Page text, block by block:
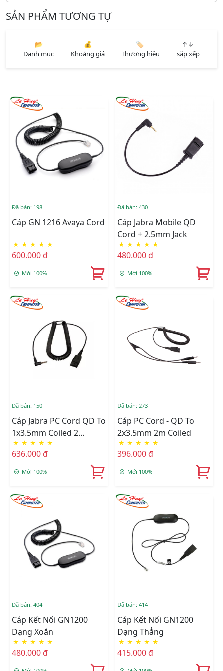
SẢN PHẨM TƯƠNG TỰ
📂
Danh mục
💰
Khoảng giá
🏷️
Thương hiệu
↑↓
sắp xếp
Đã bán: 198
Cáp GN 1216 Avaya Cord
★ ★ ★ ★ ★
600.000 đ
Mới 100%
Đã bán: 430
Cáp Jabra Mobile QD
Cord + 2.5mm Jack
★ ★ ★ ★ ★
480.000 đ
Mới 100%
Đã bán: 150
Cáp Jabra PC Cord QD To
1x3.5mm Coiled 2
Meters
★ ★ ★ ★ ★
636.000 đ
Mới 100%
Đã bán: 273
Cáp PC Cord - QD To
2x3.5mm 2m Coiled
★ ★ ★ ★ ★
396.000 đ
Mới 100%
Đã bán: 404
Cáp Kết Nối GN1200
Dạng Xoắn
★ ★ ★ ★ ★
480.000 đ
Đã bán: 414
Cáp Kết Nối GN1200
Dạng Thẳng
★ ★ ★ ★ ★
415.000 đ